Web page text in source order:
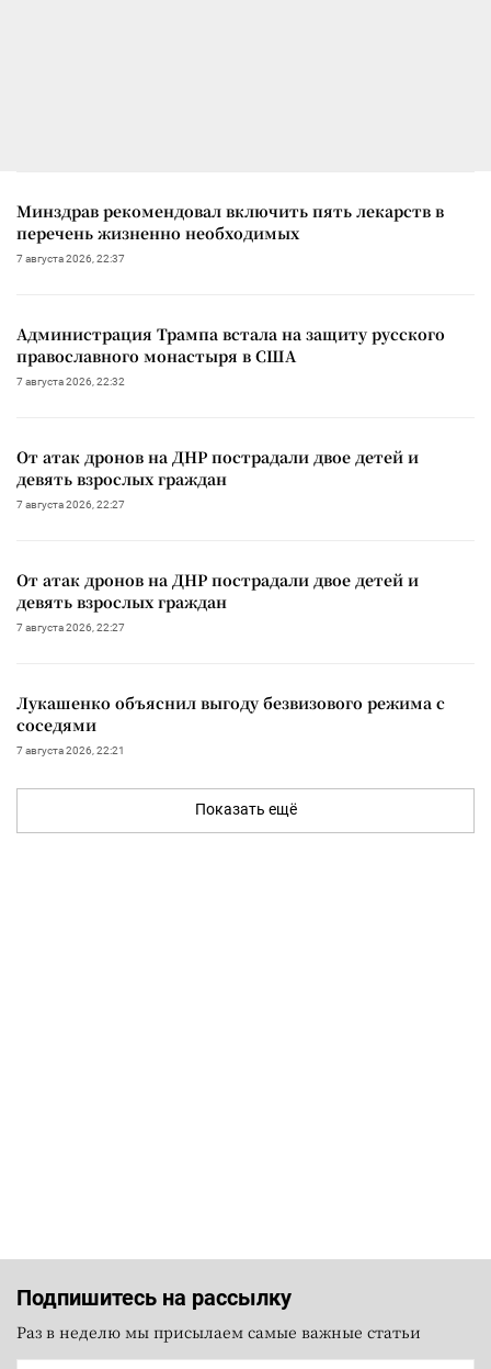
Минздрав рекомендовал включить пять лекарств в
перечень жизненно необходимых
7 августа 2026, 22:37
Администрация Трампа встала на защиту русского
православного монастыря в США
7 августа 2026, 22:32
От атак дронов на ДНР пострадали двое детей и
девять взрослых граждан
7 августа 2026, 22:27
От атак дронов на ДНР пострадали двое детей и
девять взрослых граждан
7 августа 2026, 22:27
Лукашенко объяснил выгоду безвизового режима с
соседями
7 августа 2026, 22:21
Показать ещё
Подпишитесь на рассылку
Раз в неделю мы присылаем самые важные статьи